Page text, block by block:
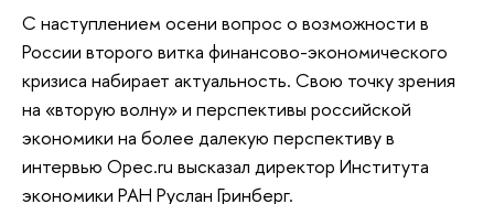
С наступлением осени вопрос о возможности в
России второго витка финансово-экономического
кризиса набирает актуальность. Свою точку зрения
на «вторую волну» и перспективы российской
экономики на более далекую перспективу в
интервью Opec.ru высказал директор Института
экономики РАН Руслан Гринберг.